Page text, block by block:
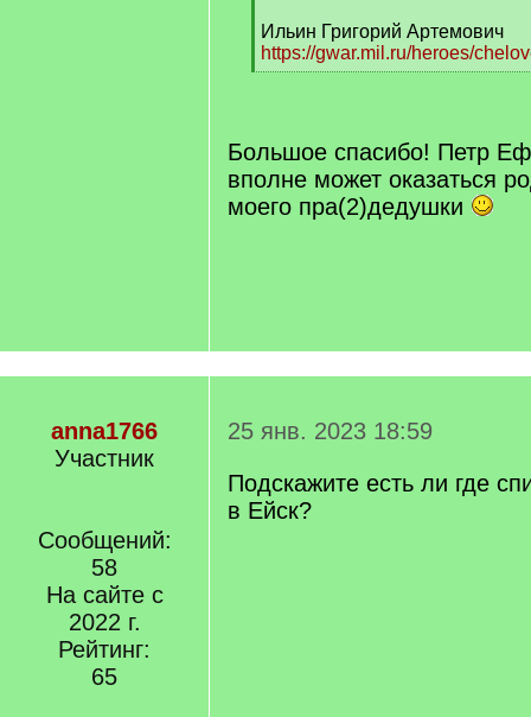
Ильин Григорий Артемович
https://gwar.mil.ru/heroes/
[
Большое спасибо! Петр
вполне может оказаться
моего пра(2)дедушки
anna1766
Участник
Сообщений:
58
На сайте с
2022 г.
Рейтинг:
65
25 янв. 2023 18:59
Подскажите есть ли где
в Ейск?